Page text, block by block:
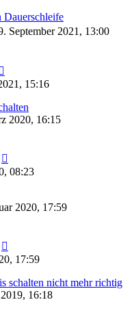
Dauerschleife
September 2021, 13:00
15:16
2020, 16:15
08:23
2020, 17:59
17:59
schalten nicht mehr richtig
16:18